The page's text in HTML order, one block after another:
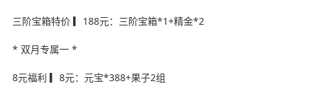
三阶宝箱特价 ▎188元：三阶宝箱*1+精金*2
* 双月专属一 *
8元福利 ▎8元：元宝*388+果子2组